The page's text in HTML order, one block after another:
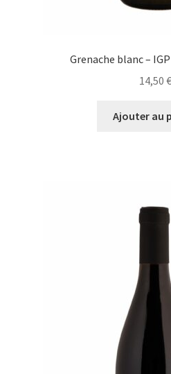
Grenache blanc – IGP
14,50 €
Ajouter au